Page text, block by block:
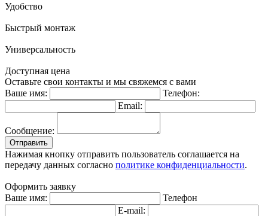
Удобство
Быстрый монтаж
Универсальность
Доступная цена
Оставьте свои контакты и мы свяжемся с вами
Ваше имя:
Телефон:
Email:
Сообщение:
Отправить
Нажимая кнопку отправить пользователь соглашается на
передачу данных согласно политике конфиденциальности.
Оформить заявку
Ваше имя:
Телефон
E-mail: